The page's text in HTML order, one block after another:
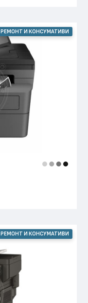
РЕМОНТ И КОНСУМАТИВИ
РЕМОНТ И КОНСУМАТИВИ